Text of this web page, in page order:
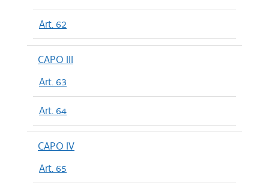
Art. 62
CAPO III
Art. 63
Art. 64
CAPO IV
Art. 65